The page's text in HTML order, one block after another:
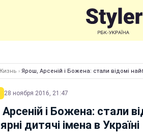
› Ярош, Арсеній і Божена: стали відомі
28 ноября 2016, 21:47
і Божена: стали
дитячі імена в Україні